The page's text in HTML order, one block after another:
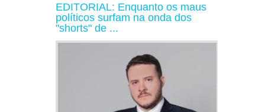
EDITORIAL: Enquanto os maus
políticos surfam na onda dos
"shorts" de ...